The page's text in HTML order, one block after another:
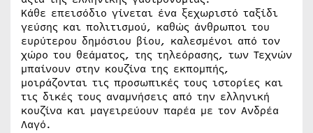
Κάθε επεισόδιο γίνεται ένα ξεχωριστό ταξίδι
γεύσης και πολιτισμού, καθώς άνθρωποι του
ευρύτερου δημόσιου βίου, καλεσμένοι από τον
χώρο του θεάματος, της τηλεόρασης, των Τεχνών
μπαίνουν στην κουζίνα της εκπομπής,
μοιράζονται τις προσωπικές τους ιστορίες και
τις δικές τους αναμνήσεις από την ελληνική
κουζίνα και μαγειρεύουν παρέα με τον Ανδρέα
Λαγό.